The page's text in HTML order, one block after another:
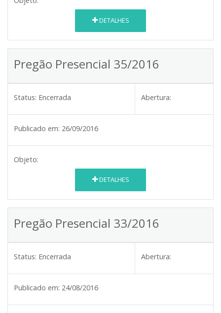
DETALHES
Pregão Presencial 35/2016
Status: Encerrada Abertura:
Publicado em: 26/09/2016
Objeto:
DETALHES
Pregão Presencial 33/2016
Status: Encerrada Abertura:
Publicado em: 24/08/2016